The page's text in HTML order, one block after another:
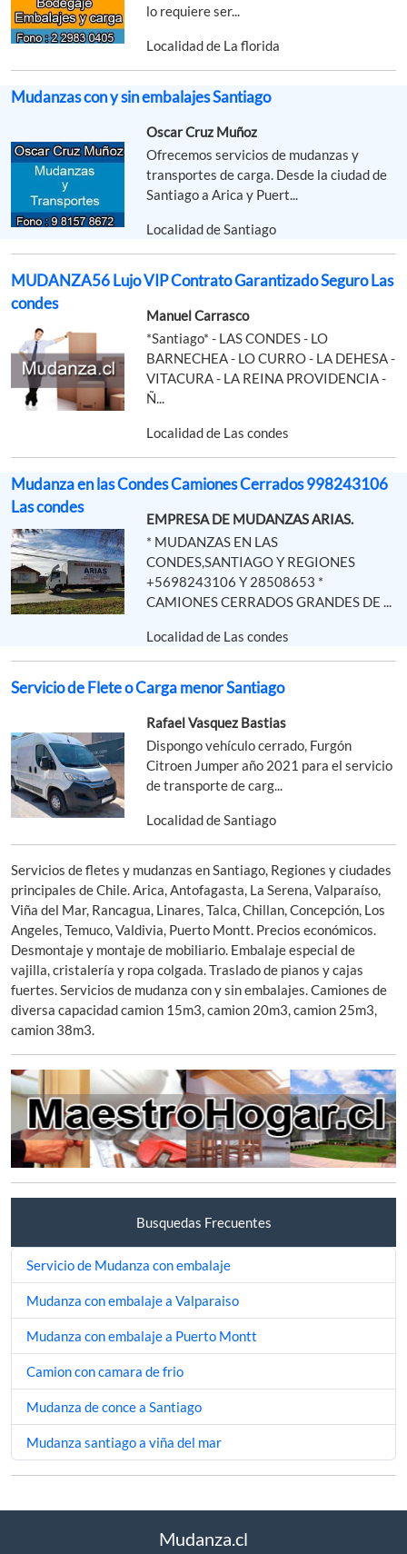
lo requiere ser...
Localidad de La florida
Mudanzas con y sin embalajes Santiago
Oscar Cruz Muñoz
Ofrecemos servicios de mudanzas y
transportes de carga. Desde la ciudad de
Santiago a Arica y Puert...
Localidad de Santiago
MUDANZA56 Lujo VIP Contrato Garantizado Seguro Las
condes
Manuel Carrasco
*Santiago* - LAS CONDES - LO
BARNECHEA - LO CURRO - LA DEHESA -
VITACURA - LA REINA PROVIDENCIA -
Ñ...
Localidad de Las condes
Mudanza en las Condes Camiones Cerrados 998243106
Las condes
EMPRESA DE MUDANZAS ARIAS.
* MUDANZAS EN LAS
CONDES,SANTIAGO Y REGIONES
+5698243106 Y 28508653 *
CAMIONES CERRADOS GRANDES DE ...
Localidad de Las condes
Servicio de Flete o Carga menor Santiago
Rafael Vasquez Bastias
Dispongo vehículo cerrado, Furgón
Citroen Jumper año 2021 para el servicio
de transporte de carg...
Localidad de Santiago
Servicios de fletes y mudanzas en Santiago, Regiones y ciudades
principales de Chile. Arica, Antofagasta, La Serena, Valparaíso,
Viña del Mar, Rancagua, Linares, Talca, Chillan, Concepción, Los
Angeles, Temuco, Valdivia, Puerto Montt. Precios económicos.
Desmontaje y montaje de mobiliario. Embalaje especial de
vajilla, cristalería y ropa colgada. Traslado de pianos y cajas
fuertes. Servicios de mudanza con y sin embalajes. Camiones de
diversa capacidad camion 15m3, camion 20m3, camion 25m3,
camion 38m3.
Busquedas Frecuentes
Servicio de Mudanza con embalaje
Mudanza con embalaje a Valparaiso
Mudanza con embalaje a Puerto Montt
Camion con camara de frio
Mudanza de conce a Santiago
Mudanza santiago a viña del mar
Mudanza.cl